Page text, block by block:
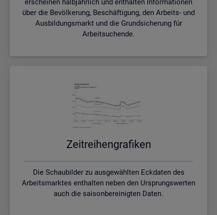
erscheinen halbjährlich und enthalten Informationen
über die Bevölkerung, Beschäftigung, den Arbeits- und
Ausbildungsmarkt und die Grundsicherung für
Arbeitsuchende.
Zeit­rei­hen­gra­fi­ken
Die Schaubilder zu ausgewählten Eckdaten des
Arbeitsmarktes enthalten neben den Ursprungswerten
auch die saisonbereinigten Daten.